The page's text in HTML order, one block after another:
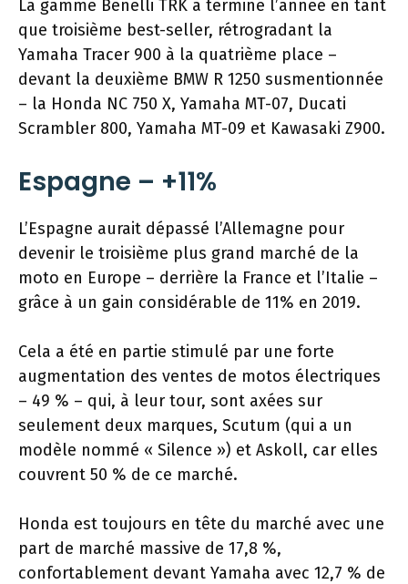
La gamme Benelli TRK a terminé l’année en tant
que troisième best-seller, rétrogradant la
Yamaha Tracer 900 à la quatrième place –
devant la deuxième BMW R 1250 susmentionnée
– la Honda NC 750 X, Yamaha MT-07, Ducati
Scrambler 800, Yamaha MT-09 et Kawasaki Z900.
Espagne – +11%
L’Espagne aurait dépassé l’Allemagne pour
devenir le troisième plus grand marché de la
moto en Europe – derrière la France et l’Italie –
grâce à un gain considérable de 11% en 2019.
Cela a été en partie stimulé par une forte
augmentation des ventes de motos électriques
– 49 % – qui, à leur tour, sont axées sur
seulement deux marques, Scutum (qui a un
modèle nommé « Silence ») et Askoll, car elles
couvrent 50 % de ce marché.
Honda est toujours en tête du marché avec une
part de marché massive de 17,8 %,
confortablement devant Yamaha avec 12,7 % de